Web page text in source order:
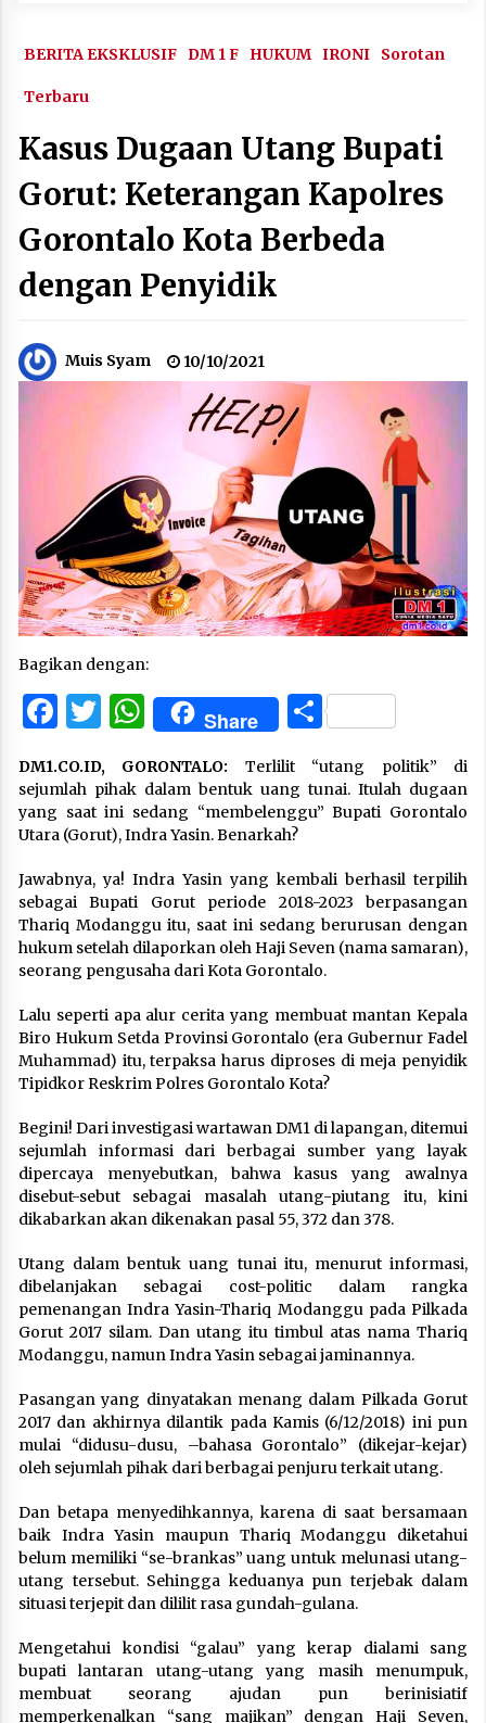
BERITA EKSKLUSIF DM 1 F HUKUM IRONI Sorotan
Terbaru
Kasus Dugaan Utang Bupati
Gorut: Keterangan Kapolres
Gorontalo Kota Berbeda
dengan Penyidik
Muis Syam 10/10/2021
Bagikan dengan:
Facebook
Twitter
WhatsApp
Share Share
DM1.CO.ID, GORONTALO: Terlilit “utang politik” di
sejumlah pihak dalam bentuk uang tunai. Itulah dugaan
yang saat ini sedang “membelenggu” Bupati Gorontalo
Utara (Gorut), Indra Yasin. Benarkah?
Jawabnya, ya! Indra Yasin yang kembali berhasil terpilih
sebagai Bupati Gorut periode 2018-2023 berpasangan
Thariq Modanggu itu, saat ini sedang berurusan dengan
hukum setelah dilaporkan oleh Haji Seven (nama samaran),
seorang pengusaha dari Kota Gorontalo.
Lalu seperti apa alur cerita yang membuat mantan Kepala
Biro Hukum Setda Provinsi Gorontalo (era Gubernur Fadel
Muhammad) itu, terpaksa harus diproses di meja penyidik
Tipidkor Reskrim Polres Gorontalo Kota?
Begini! Dari investigasi wartawan DM1 di lapangan, ditemui
sejumlah informasi dari berbagai sumber yang layak
dipercaya menyebutkan, bahwa kasus yang awalnya
disebut-sebut sebagai masalah utang-piutang itu, kini
dikabarkan akan dikenakan pasal 55, 372 dan 378.
Utang dalam bentuk uang tunai itu, menurut informasi,
dibelanjakan sebagai cost-politic dalam rangka
pemenangan Indra Yasin-Thariq Modanggu pada Pilkada
Gorut 2017 silam. Dan utang itu timbul atas nama Thariq
Modanggu, namun Indra Yasin sebagai jaminannya.
Pasangan yang dinyatakan menang dalam Pilkada Gorut
2017 dan akhirnya dilantik pada Kamis (6/12/2018) ini pun
mulai “didusu-dusu, –bahasa Gorontalo” (dikejar-kejar)
oleh sejumlah pihak dari berbagai penjuru terkait utang.
Dan betapa menyedihkannya, karena di saat bersamaan
baik Indra Yasin maupun Thariq Modanggu diketahui
belum memiliki “se-brankas” uang untuk melunasi utang-
utang tersebut. Sehingga keduanya pun terjebak dalam
situasi terjepit dan dililit rasa gundah-gulana.
Mengetahui kondisi “galau” yang kerap dialami sang
bupati lantaran utang-utang yang masih menumpuk,
membuat seorang ajudan pun berinisiatif
memperkenalkan “sang majikan” dengan Haji Seven,